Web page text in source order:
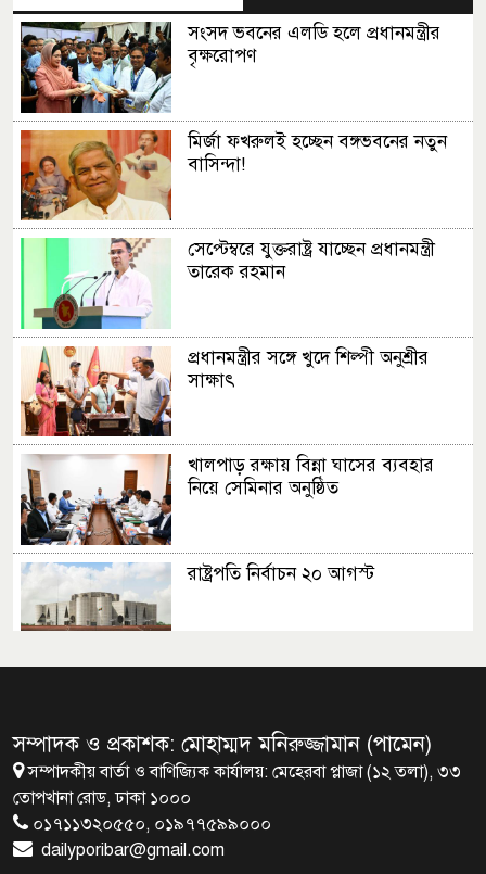
সংসদ ভবনের এলডি হলে প্রধানমন্ত্রীর
বৃক্ষরোপণ
মির্জা ফখরুলই হচ্ছেন বঙ্গভবনের নতুন
বাসিন্দা!
সেপ্টেম্বরে যুক্তরাষ্ট্র যাচ্ছেন প্রধানমন্ত্রী
তারেক রহমান
প্রধানমন্ত্রীর সঙ্গে খুদে শিল্পী অনুশ্রীর
সাক্ষাৎ
খালপাড় রক্ষায় বিন্না ঘাসের ব্যবহার
নিয়ে সেমিনার অনুষ্ঠিত
রাষ্ট্রপতি নির্বাচন ২০ আগস্ট
জাতীয়তাবাদ, জুলাই ও ভবিষ্যতের
বাংলাদেশ
সম্পাদক ও প্রকাশক: মোহাম্মদ মনিরুজ্জামান (পামেন)
সম্পাদকীয় বার্তা ও বাণিজ্যিক কার্যালয়: মেহেরবা প্লাজা (১২ তলা), ৩৩
তোপখানা রোড, ঢাকা ১০০০
০১৭১১৩২০৫৫০, ০১৯৭৭৫৯৯০০০
dailyporibar@gmail.com